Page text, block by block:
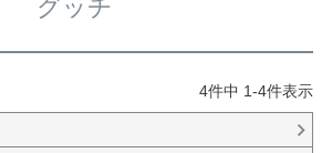
グッチ
4件中 1-4件表示